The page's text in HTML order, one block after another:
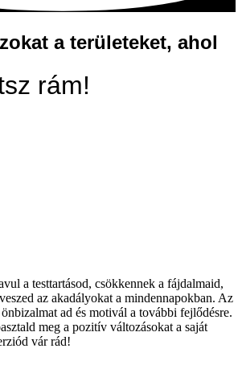
a területeket, ahol
rám!
a testtartásod, csökkennek a fájdalmaid,
az akadályokat a mindennapokban. Az
ad és motivál a további fejlődésre.
meg a pozitív változásokat a saját
vár rád!